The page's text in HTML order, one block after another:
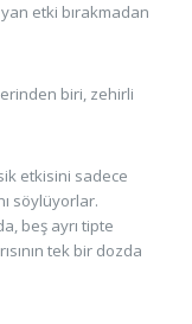
etki bırakmadan
biri, zehirli
etkisini sadece
söylüyorlar.
beş ayrı tipte
tek bir dozda